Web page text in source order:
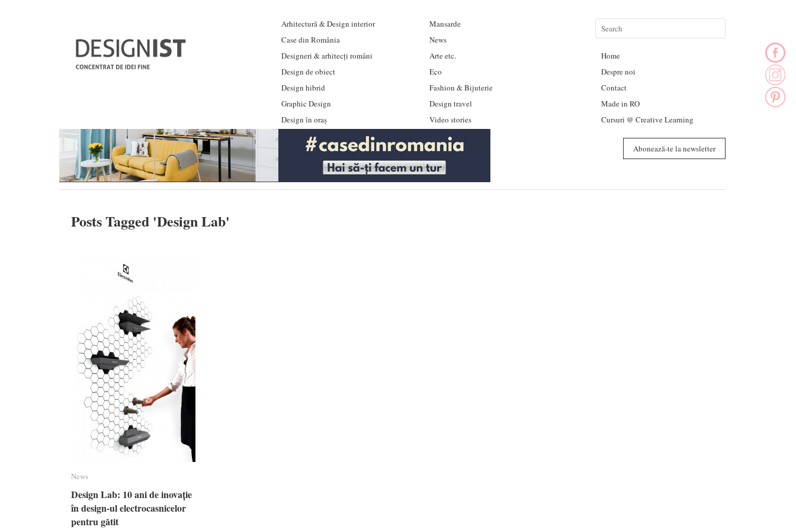
Arhitectură & Design interior
Case din România
Designeri & arhitecți români
Design de obiect
Design hibrid
Graphic Design
Design în oraș
Mansarde
News
Arte etc.
Eco
Fashion & Bijuterie
Design travel
Video stories
Home
Despre noi
Contact
Made in RO
Cursuri @ Creative Learning
Abonează-te la newsletter
Posts Tagged 'Design Lab'
News
Design Lab: 10 ani de inovație
în design-ul electrocasnicelor
pentru gătit
News
Design Lab: 10 ani de inovație
în design-ul electrocasnicelor
pentru gătit